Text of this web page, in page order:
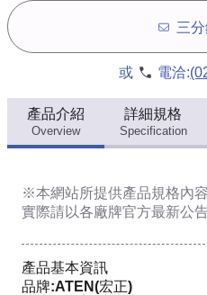
三
或 電洽:
產品介紹
Overview
詳細規格
Specification
※本網站所提供產品規格內容
實際請以各廠牌官方最新公
產品基本資訊
品牌:ATEN(宏正)